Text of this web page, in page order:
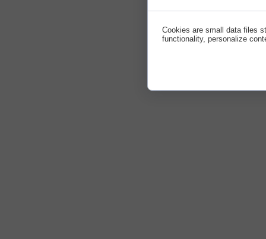
Cookies are small data files
functionality, personalize